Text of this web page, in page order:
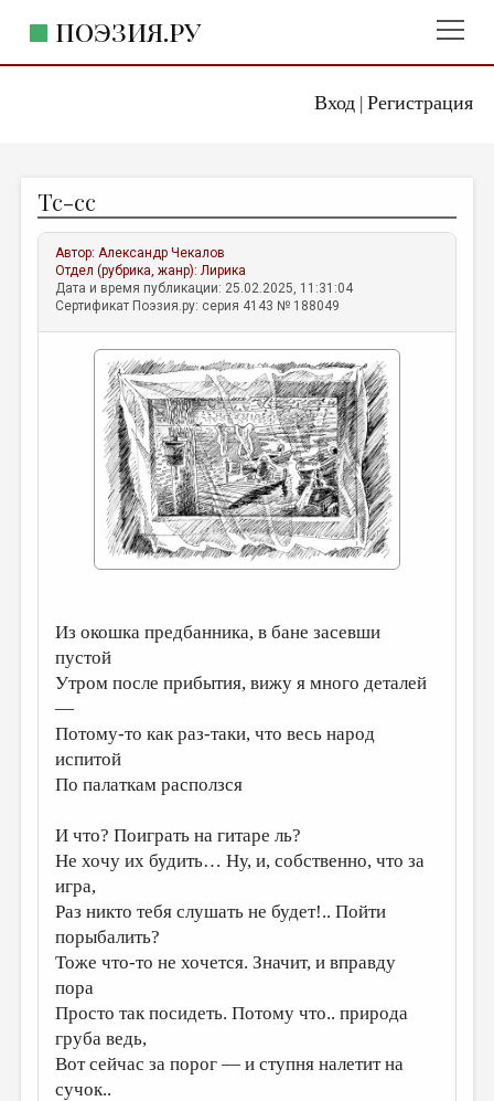
Вход| Регистрация
ПОЭЗИЯ.РУ
ЖАНРЫ
АВТОРЫ
КОММЕНТАРИИ
ЛИТСАЛОН
ПРАВИЛА САЙТА
ОТДЕЛЫ И РУБРИКИ
ИЗБРАННОЕ
ДАЙДЖЕСТ
ПРОИЗВЕДЕНИЯ
КОНКУРСЫ
ДЕТСКАЯ КОМНАТА
ОБЗОР ЛИТЕРАТУРЫ
СТРАНИЦЫ ПАМЯТИ
ОБЪЯВЛЕНИЯ
КОЛОНКА РЕДАКТОРА
РЕДКОЛЛЕГИЯ
ОТ РЕДАКЦИИ
МАЛАЯ ПРОЗА
ЭССЕИСТИКА
ЛИТЕРАТУРОВЕДЕНИЕ
Тс-сс
Автор:Александр Чекалов
Отдел (рубрика, жанр):Лирика
Дата и время публикации: 25.02.2025, 11:31:04
Сертификат Поэзия.ру: серия 4143 № 188049
Из окошка предбанника, в бане засевши
пустой
Утром после прибытия, вижу я много деталей
—
Потому-то как раз-таки, что весь народ
испитой
По палаткам расползся
И что? Поиграть на гитаре ль?
Не хочу их будить… Ну, и, собственно, что за
игра,
Раз никто тебя слушать не будет!.. Пойти
порыбалить?
Тоже что-то не хочется. Значит, и вправду
пора
Просто так посидеть. Потому что.. природа
груба ведь,
Вот сейчас за порог — и ступня налетит на
сучок..